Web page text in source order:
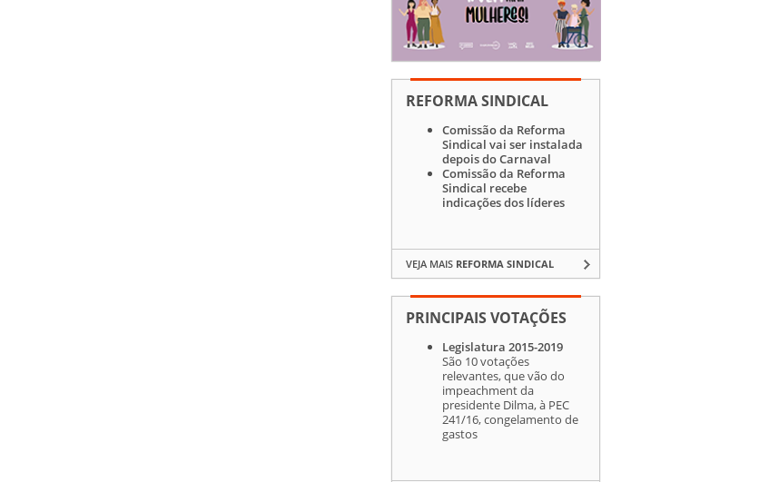
REFORMA SINDICAL
Comissão da Reforma
Sindical vai ser instalada
depois do Carnaval
Comissão da Reforma
Sindical recebe
indicações dos líderes
VEJA MAIS REFORMA SINDICAL
PRINCIPAIS VOTAÇÕES
Legislatura 2015-2019
São 10 votações
relevantes, que vão do
impeachment da
presidente Dilma, à PEC
241/16, congelamento de
gastos